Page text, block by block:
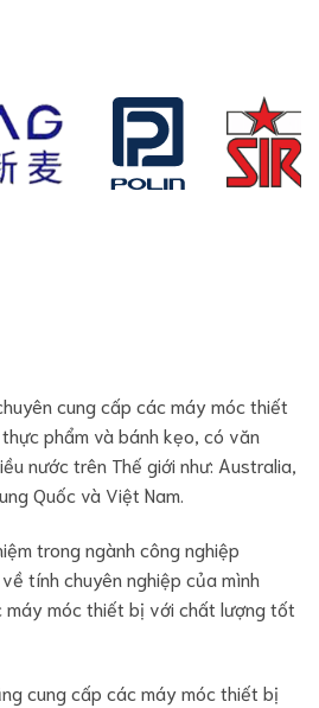
cung cấp các máy móc thiết
phẩm và bánh kẹo, có văn
nước trên Thế giới như: Australia,
Quốc và Việt Nam.
trong ngành công nghiệp
tính chuyên nghiệp của mình
máy móc thiết bị với chất lượng tốt
cung cấp các máy móc thiết bị